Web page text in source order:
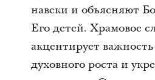
навеки и объясняют
Его детей. Храмовое
акцентирует
духовного роста и